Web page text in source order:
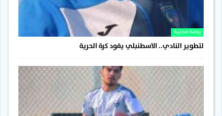
رياضة محلية
لتطوير النادي.. الاسطنبلي يقود كرة الحرية